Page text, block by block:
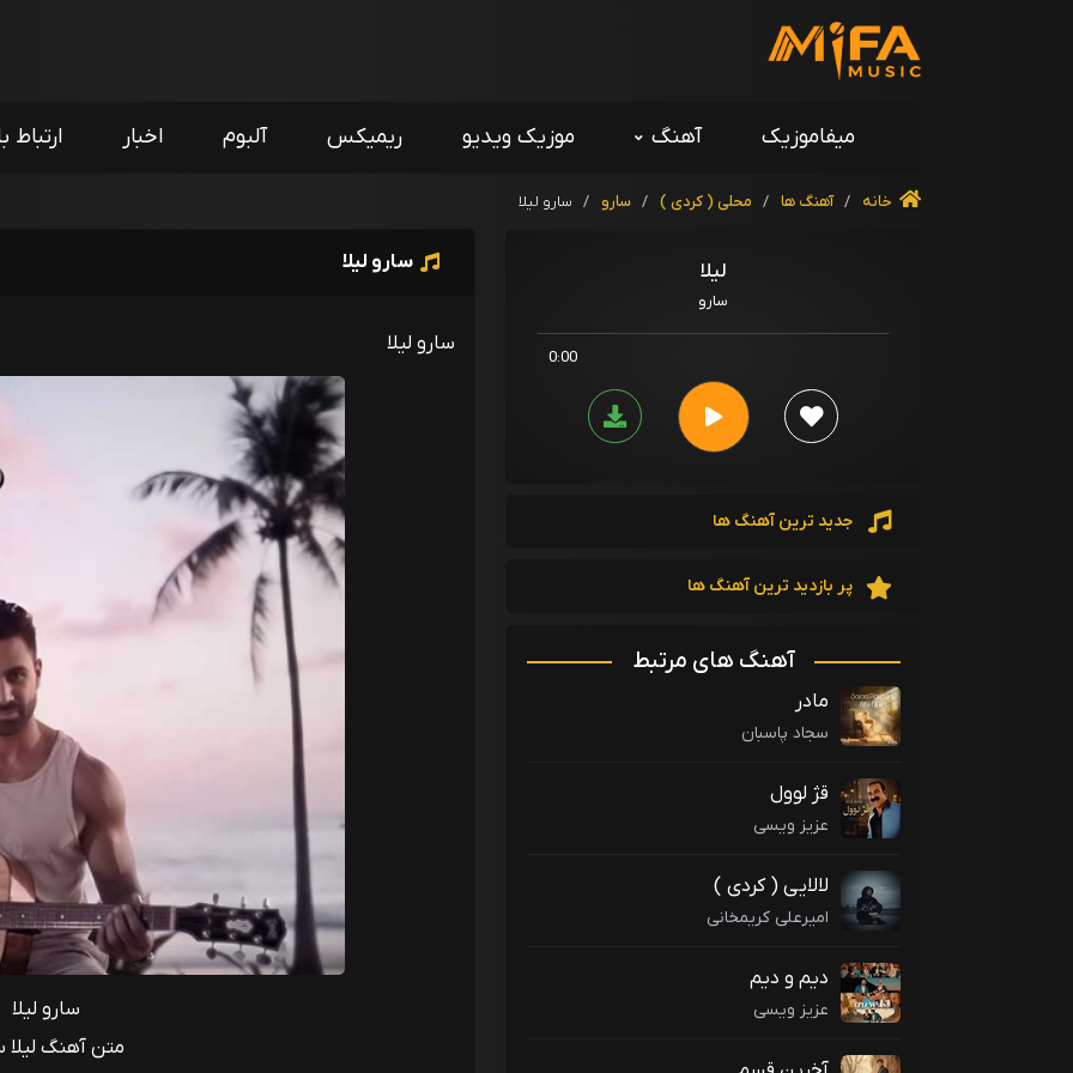
میفاموزیک آهنگ موزیک ویدیو ریمیکس آلبوم اخبار ارتباط
خانه / آهنگ ها / محلی ( کردی ) / سارو / سارو لیلا
لیلا
سارو
0:00
جدید ترین آهنگ ها
پر بازدید ترین آهنگ ها
آهنگ های مرتبط
مادر
سجاد پاسبان
قژ لوول
عزیز ویسی
لالایی ( کردی )
امیرعلی کریمخانی
دیم و دیم
عزیز ویسی
سارو لیلا
سارو لیلا
سارو لیلا
متن آهنگ لیلا